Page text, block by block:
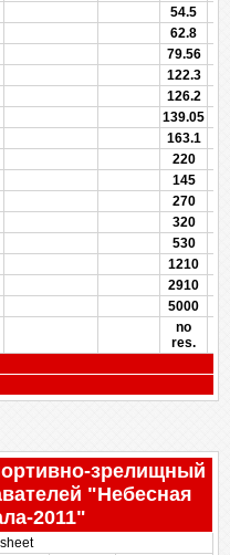
54.5
62.8
79.56
122.3
126.2
139.05
163.1
220
145
270
320
530
1210
2910
5000
no
res.
зрелищный
"Небесная
2011"